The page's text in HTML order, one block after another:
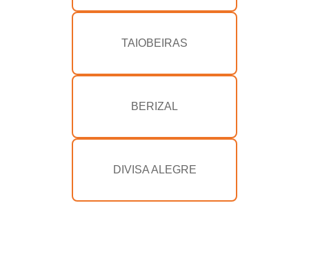
TAIOBEIRAS
BERIZAL
DIVISA ALEGRE